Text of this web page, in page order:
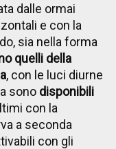
dalle ormai
e con la
sia nella forma
quelli della
, con le luci diurne
sono disponibili
con la
a seconda
con gli